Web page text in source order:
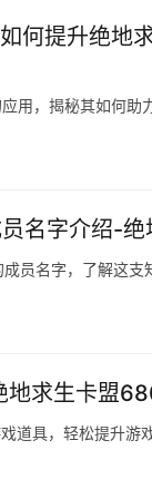
何提升绝地
用，揭秘其如何助
名字介绍-
员名字，了解这支
求生卡盟
道具，轻松提升游戏